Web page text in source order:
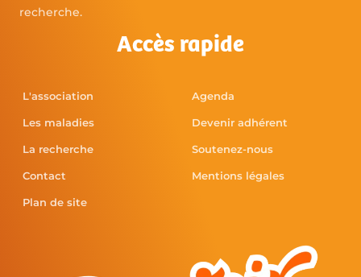
recherche.
Accès rapide
L'association
Les maladies
La recherche
Contact
Plan de site
Agenda
Devenir adhérent
Soutenez-nous
Mentions légales